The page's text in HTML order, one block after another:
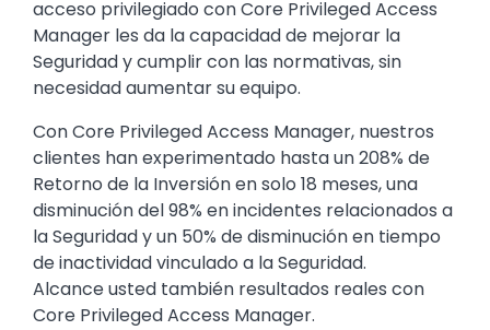
acceso privilegiado con Core Privileged Access
Manager les da la capacidad de mejorar la
Seguridad y cumplir con las normativas, sin
necesidad aumentar su equipo.
Con Core Privileged Access Manager, nuestros
clientes han experimentado hasta un 208% de
Retorno de la Inversión en solo 18 meses, una
disminución del 98% en incidentes relacionados a
la Seguridad y un 50% de disminución en tiempo
de inactividad vinculado a la Seguridad.
Alcance usted también resultados reales con
Core Privileged Access Manager.